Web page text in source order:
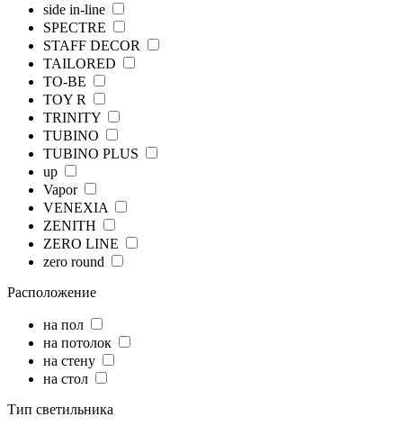
side in-line
SPECTRE
STAFF DECOR
TAILORED
TO-BE
TOY R
TRINITY
TUBINO
TUBINO PLUS
up
Vapor
VENEXIA
ZENITH
ZERO LINE
zero round
Расположение
на пол
на потолок
на стену
на стол
Тип светильника